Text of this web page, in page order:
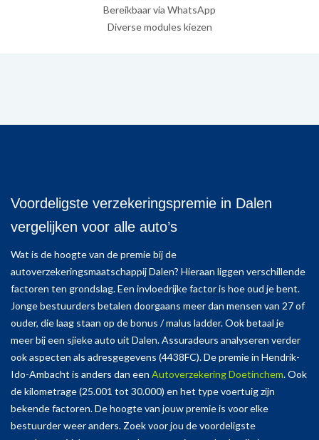
Bereikbaar via WhatsApp
Diverse modules kiezen
Voordeligste verzekeringspremie in Dalen
vergelijken voor alle auto’s
Wat is de hoogte van de premie bij de
autoverzekeringsmaatschappij Dalen? Hieraan liggen verschillende
factoren ten grondslag. Een invloedrijke factor is hoe oud je bent.
Jonge bestuurders betalen doorgaans meer dan mensen van 27 of
ouder, die laag staan op de bonus / malus ladder. Ook betaal je
meer bij een sjieke auto uit Dalen. Assuradeurs analyseren verder
ook aspecten als adresgegevens (4438FC). De premie in Hendrik-
Ido-Ambacht is anders dan een Autoverzekering Doetinchem. Ook
de kilometrage (25.001 tot 30.000) en het type voertuig zijn
bekende factoren. De hoogte van jouw premie is voor elke
bestuurder weer anders. Zoek voor jou de voordeligste